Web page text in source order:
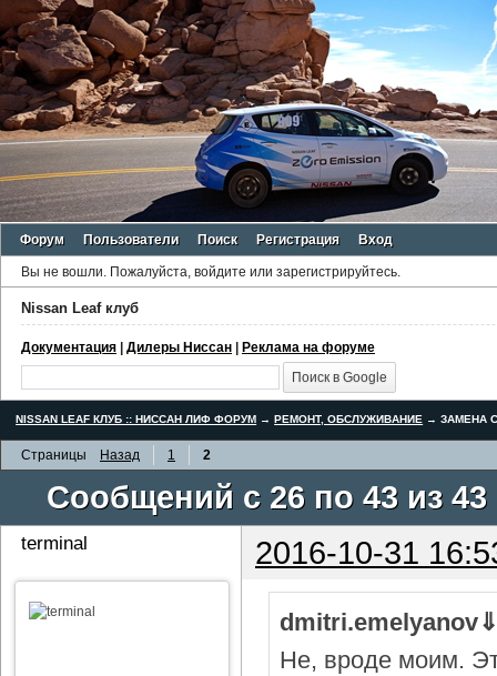
Форум Пользователи Поиск Регистрация Вход
Вы не вошли. Пожалуйста, войдите или зарегистрируйтесь.
Nissan Leaf клуб
Документация | Дилеры Ниссан | Реклама на форуме
NISSAN LEAF КЛУБ :: НИССАН ЛИФ ФОРУМ → РЕМОНТ, ОБСЛУЖИВАНИЕ →ЗАМЕНА
Страницы Назад 1 2
Сообщений с 26 по 43 из 43
terminal 2016-10-31
Не, вроде моим.